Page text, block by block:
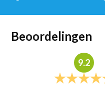
Beoordelingen
9.2